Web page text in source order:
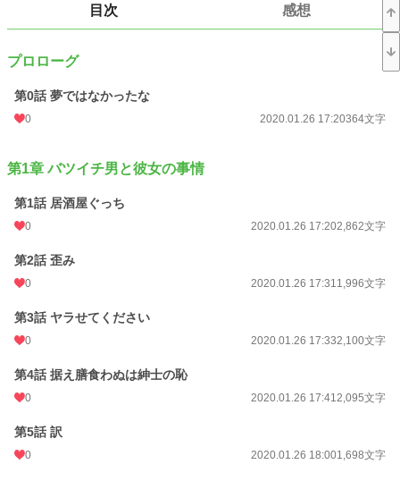
7 pt
更新日時
初回公開日時 2020.01.26 17:20
月間ポイント 35 pt (89,285 位)
年間ポイント 644 pt (96,089 位)
累計ポイント
目次 感想
プロローグ
第0話 夢ではなかったな
0 2020.01.26 17:20364文字
第1章 バツイチ男と彼女の事情
第1話 居酒屋ぐっち
0 2020.01.26 17:202,862文字
第2話 歪み
0 2020.01.26 17:311,996文字
第3話 ヤラせてください
0 2020.01.26 17:332,100文字
第4話 据え膳食わぬは紳士の恥
0 2020.01.26 17:412,095文字
第5話 訳
0 2020.01.26 18:001,698文字